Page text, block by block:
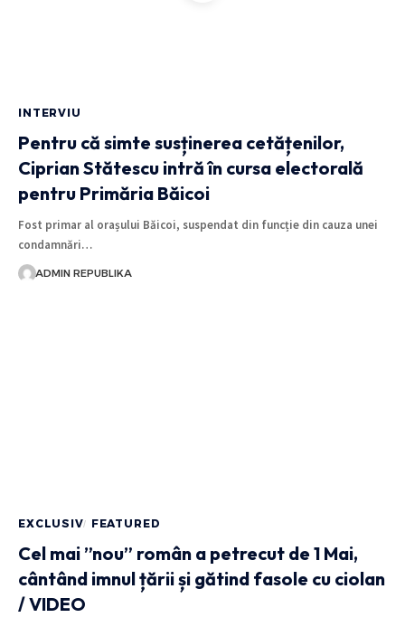
INTERVIU
Pentru că simte susținerea cetățenilor,
Ciprian Stătescu intră în cursa electorală
pentru Primăria Băicoi
Fost primar al orașului Băicoi, suspendat din funcție din cauza unei
condamnări…
ADMIN REPUBLIKA
EXCLUSIV FEATURED
Cel mai ”nou” român a petrecut de 1 Mai,
cântând imnul țării și gătind fasole cu ciolan
/ VIDEO